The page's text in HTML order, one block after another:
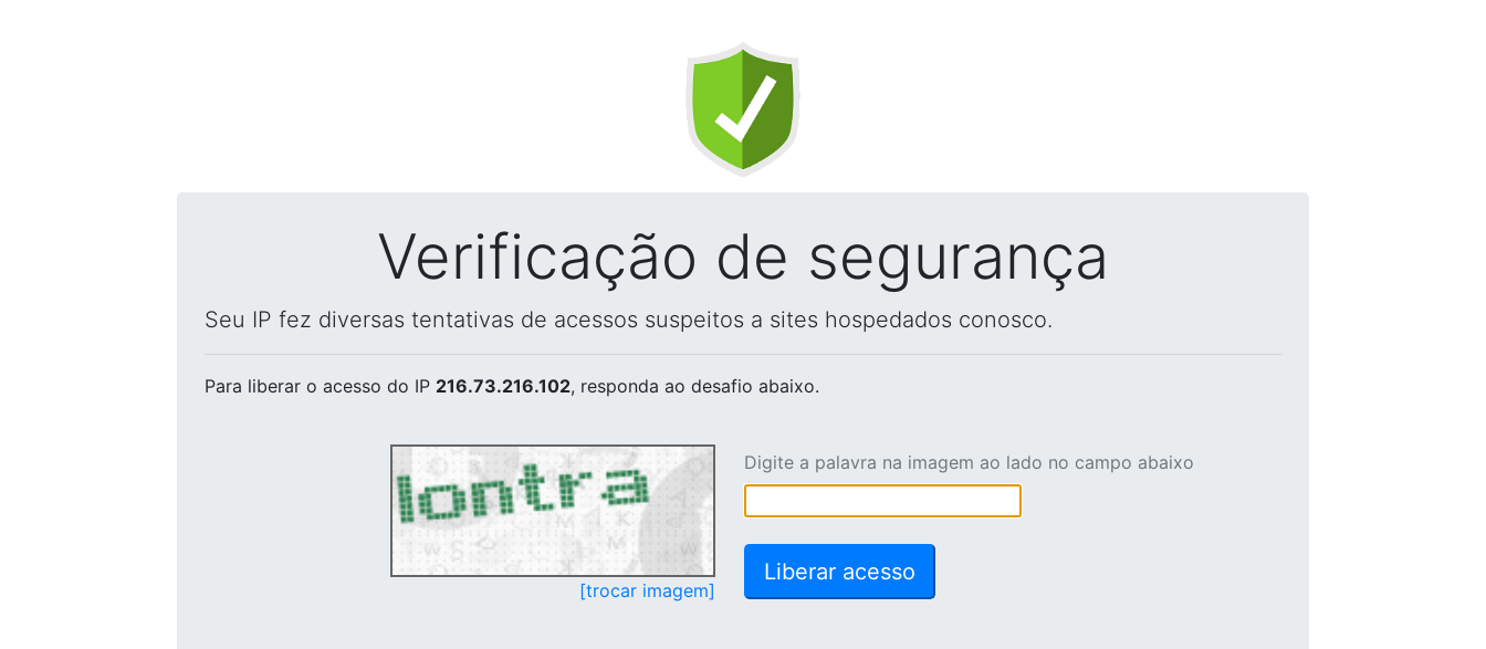
Verificação de segurança
Seu IP fez diversas tentativas de acessos suspeitos a sites hospedados conosco.
Para liberar o acesso do IP 216.73.216.102, responda ao desafio abaixo.
[trocar imagem]
Digite a palavra na imagem ao lado no campo abaixo